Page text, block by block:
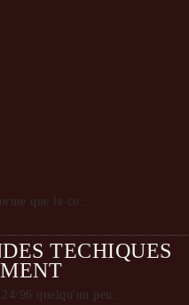
que le co...
TECHIQUES
96 quelqu'un peu...